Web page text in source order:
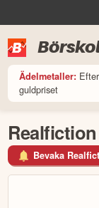
Ädelmetaller:
guldpriset
Bevaka